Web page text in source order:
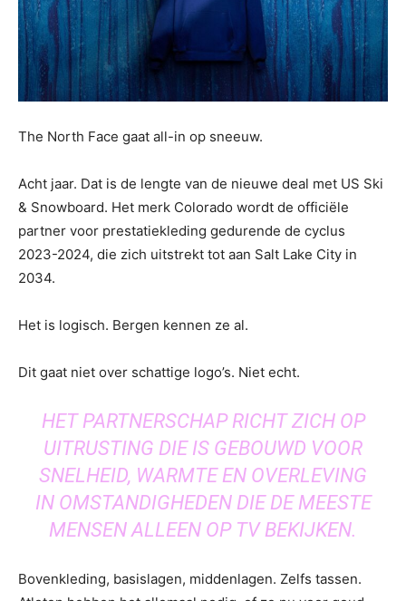
The North Face gaat all-in op sneeuw.
Acht jaar. Dat is de lengte van de nieuwe deal met US Ski
& Snowboard. Het merk Colorado wordt de officiële
partner voor prestatiekleding gedurende de cyclus
2023-2024, die zich uitstrekt tot aan Salt Lake City in
2034.
Het is logisch. Bergen kennen ze al.
Dit gaat niet over schattige logo’s. Niet echt.
HET PARTNERSCHAP RICHT ZICH OP
UITRUSTING DIE IS GEBOUWD VOOR
SNELHEID, WARMTE EN OVERLEVING
IN OMSTANDIGHEDEN DIE DE MEESTE
MENSEN ALLEEN OP TV BEKIJKEN.
Bovenkleding, basislagen, middenlagen. Zelfs tassen.